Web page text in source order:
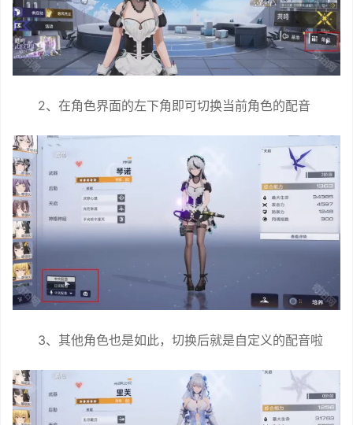
2、在角色界面的左下角即可切换当前角色的配音
3、其他角色也是如此，切换后就是自定义的配音啦